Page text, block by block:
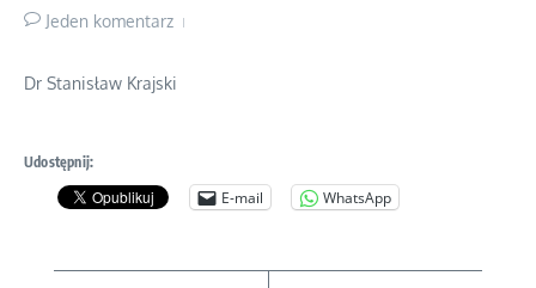
Jeden komentarz
Dr Stanisław Krajski
Udostępnij:
E-mail WhatsApp